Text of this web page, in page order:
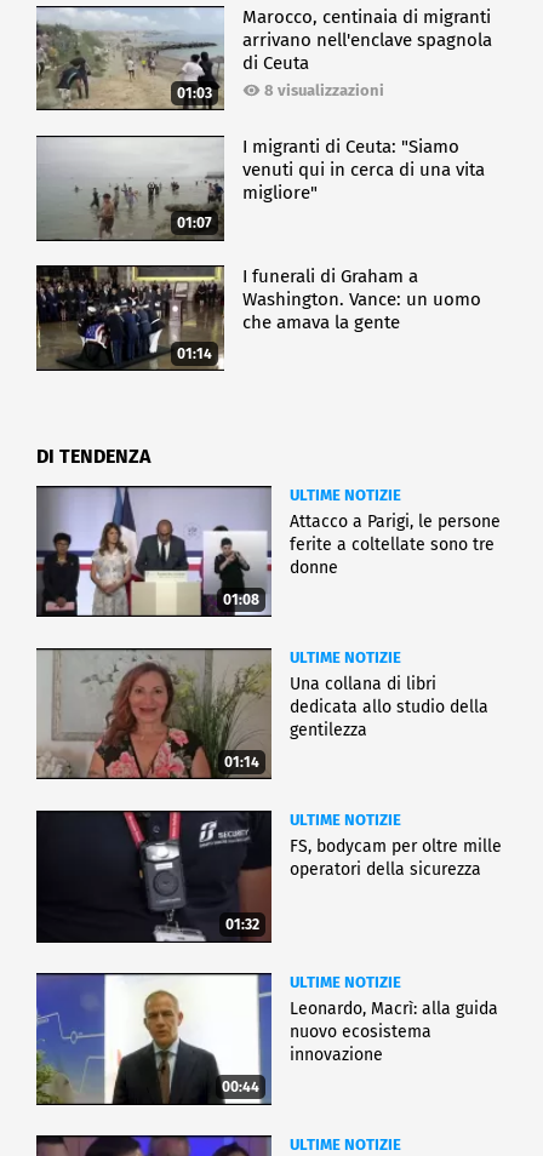
01:03
Marocco, centinaia di migranti
arrivano nell'enclave spagnola
di Ceuta
8 visualizzazioni
01:07
I migranti di Ceuta: "Siamo
venuti qui in cerca di una vita
migliore"
01:14
I funerali di Graham a
Washington. Vance: un uomo
che amava la gente
DI TENDENZA
01:08
ULTIME NOTIZIE
Attacco a Parigi, le persone
ferite a coltellate sono tre
donne
01:14
ULTIME NOTIZIE
Una collana di libri
dedicata allo studio della
gentilezza
01:32
ULTIME NOTIZIE
FS, bodycam per oltre mille
operatori della sicurezza
00:44
ULTIME NOTIZIE
Leonardo, Macrì: alla guida
nuovo ecosistema
innovazione
ULTIME NOTIZIE